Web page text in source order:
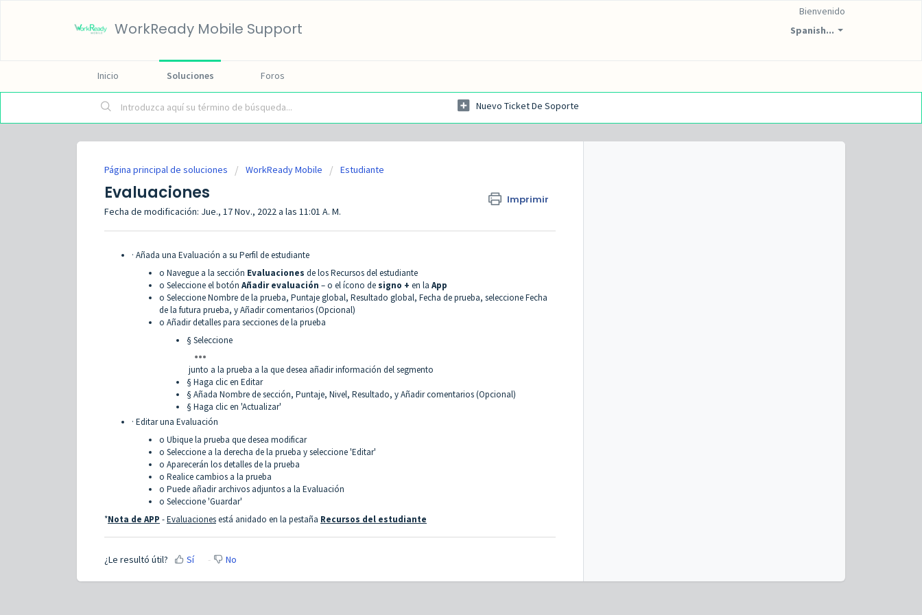
WorkReady Mobile Support Spanish...
Bienvenido
Inicio Soluciones Foros
Nuevo Ticket De Soporte
Página principal de soluciones WorkReady Mobile Estudiante
Evaluaciones Imprimir
Fecha de modificación: Jue., 17 Nov., 2022 a las 11:01 A. M.
· Añada una Evaluación a su Perfil de estudiante
o Navegue a la sección Evaluaciones de los Recursos del estudiante
o Seleccione el botón Añadir evaluación – o el ícono de signo + en la App
o Seleccione Nombre de la prueba, Puntaje global, Resultado global, Fecha de prueba, seleccione Fecha
de la futura prueba, y Añadir comentarios (Opcional)
o Añadir detalles para secciones de la prueba
§ Seleccione
junto a la prueba a la que desea añadir información del segmento
§ Haga clic en Editar
§ Añada Nombre de sección, Puntaje, Nivel, Resultado, y Añadir comentarios (Opcional)
§ Haga clic en 'Actualizar'
· Editar una Evaluación
o Ubique la prueba que desea modificar
o Seleccione a la derecha de la prueba y seleccione 'Editar'
o Aparecerán los detalles de la prueba
o Realice cambios a la prueba
o Puede añadir archivos adjuntos a la Evaluación
o Seleccione 'Guardar'
*Nota de APP -Evaluacionesestá anidado en la pestaña Recursos del estudiante
¿Le resultó útil? Sí No